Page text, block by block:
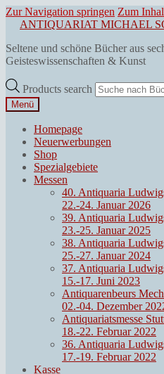
Zur Navigation springen Zum
ANTIQUARIAT MICHAEL
Seltene und schöne Bücher aus
Geisteswissenschaften & Kunst
Products search
Menü
Homepage
Neuerwerbungen
Shop
Spezialgebiete
Messen
40. Antiquaria
22.-24. Januar 2026
39. Antiquaria
23.-25. Januar 2025
38. Antiquaria
25.-27. Januar 2024
37. Antiquaria
15.-17. Juni 2023
Antiquarenbeurs
02.-04. Dezember
Antiquariatsmesse
18.-22. Februar 2022
36. Antiquaria
17.-19. Februar 2022
Kasse